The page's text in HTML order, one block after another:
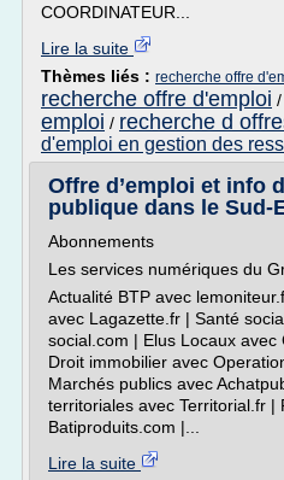
COORDINATEUR...
Lire la suite
Thèmes liés : recherche offre
recherche offre d'emploi /
emploi / recherche d
d'emploi en gestion des
Offre d’emploi et info
publique dans le Sud-
Abonnements
Les services numériques du
Actualité BTP avec
avec Lagazette.fr | Santé
social.com | Elus Locaux
Droit immobilier avec
Marchés publics avec
territoriales avec Territorial.fr |
Batiproduits.com |...
Lire la suite